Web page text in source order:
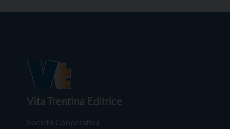
Vita Trentina Editrice
Società Cooperativa